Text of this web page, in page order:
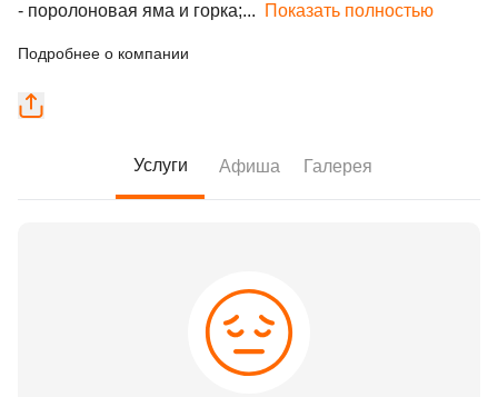
- поролоновая яма и горка;... Показать полностью
Подробнее о компании
Услуги Афиша Галерея